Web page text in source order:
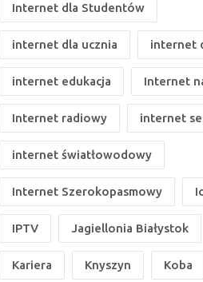
Internet dla Studentów
internet dla ucznia internet
internet edukacja Internet
Internet radiowy internet
internet światłowodowy
Internet Szerokopasmowy
IPTV Jagiellonia Białystok
Kariera Knyszyn Koba